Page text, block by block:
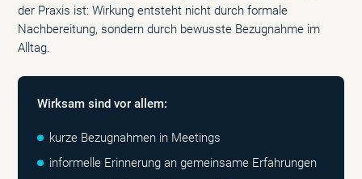
der Praxis ist: Wirkung entsteht nicht durch formale
Nachbereitung, sondern durch bewusste Bezugnahme im
Alltag.
Wirksam sind vor allem:
kurze Bezugnahmen in Meetings
informelle Erinnerung an gemeinsame Erfahrungen